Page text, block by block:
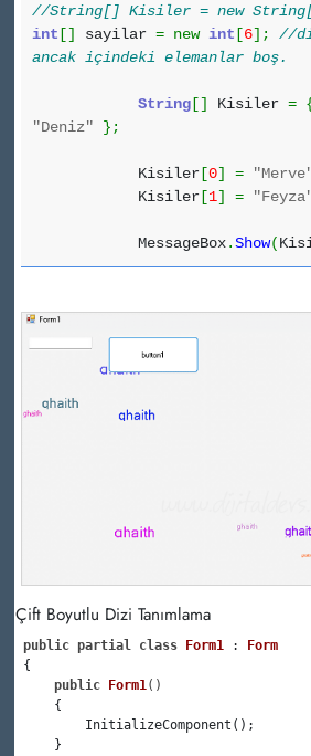
//String[] Kisiler = new
int [] sayilar = new int [6] ;
//
ancak içindeki elemanlar boş.
String [] Kisiler =
"Deniz"
} ;
Kisiler [0] =
Kisiler [1] =
MessageBox.Show(
Çift Boyutlu Dizi Tanımlama
public partial class Form1 :
Form
{
public
Form1()
     {
         InitializeComponent();
     }